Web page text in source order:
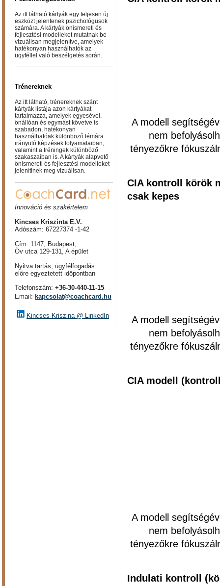
Az itt látható kártyák egy teljesen új
eszközt jelentenek pszichológusok
számára. A kártyák önismereti és
fejlesztési modelleket mutatnak be
vizuálisan megjelenítve, amelyek
hatékonyan használhatók az
ügyféllel való beszélgetés során.
Trénereknek
Az itt látható, trénereknek szánt
kártyák listája azon kártyákat
tartalmazza, amelyek egyesével,
önállóan és egymást követve is
szabadon, hatékonyan
használhatóak különböző témára
irányuló képzések folyamataiban,
valamint a tréningek különböző
szakaszaiban is. A kártyák alapvető
önismereti és fejlesztési modelleket
jelenítinek meg vizuálisan.
Innováció és szakértelem
Kincses Kriszinta E.V.
Adószám: 67227374 -1-42
Cím: 1147, Budapest,
Öv utca 129-131, A épület
Nyitva tartás, ügyfélfogadás:
előre egyeztetett időpontban
Telefonszám: +36-30-440-11-15
Email: kapcsolat@coachcard.hu
Kincses Kriszina @ LinkedIn
A modell
nem
tényezőkre
CIA kontroll körök
csak kepes
A modell
nem
tényezőkre
CIA modell
A modell
nem
tényezőkre
Indulati kontroll